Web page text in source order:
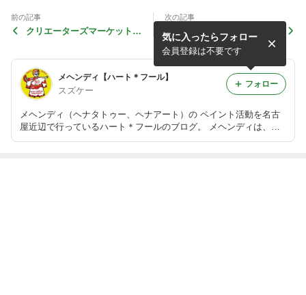
前の記事
クリエーターズマーケット v
次の記事
明日・明後日はハンドメイド
市場でメヘンディ！
メヘンディ【ハート＊フール】
スズケー
メヘンディ（ヘナタトゥー、ヘナアート）の ペイント活動を名古
屋近辺で行っているハート＊フールのブログ。 メヘンディは、イ
ンドやパキスタンの美しい伝統文化。 ボディジュエリーや3Dボデ
気に入ったらフォロー
会員登録は不要です
フォロー